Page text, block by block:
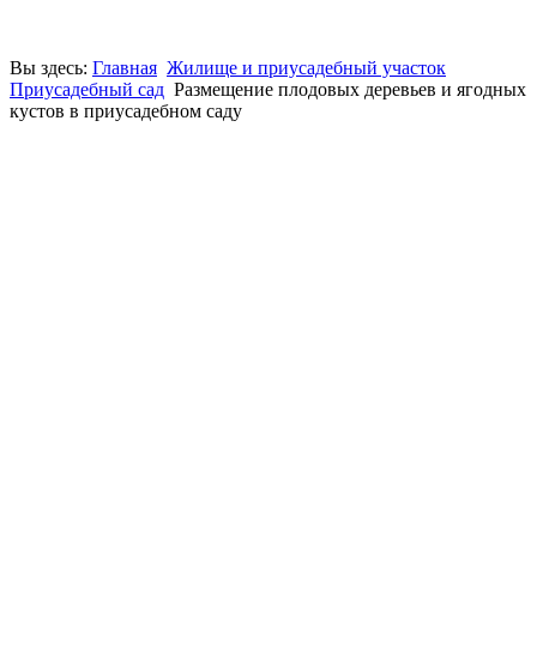
Вы здесь: Главная Жилище и приусадебный участок
Приусадебный сад Размещение плодовых деревьев и ягодных
кустов в приусадебном саду